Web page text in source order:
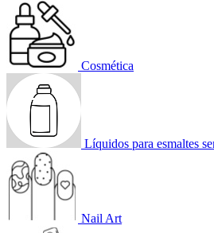
Cosmética
Líquidos para esmaltes
Nail Art